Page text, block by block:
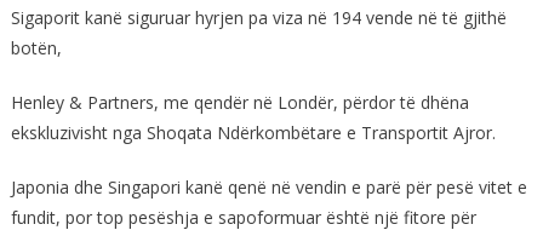
Sigaporit kanë siguruar hyrjen pa viza në 194 vende në të gjithë
botën,
Henley & Partners, me qendër në Londër, përdor të dhëna
ekskluzivisht nga Shoqata Ndërkombëtare e Transportit Ajror.
Japonia dhe Singapori kanë qenë në vendin e parë për pesë vitet e
fundit, por top pesëshja e sapoformuar është një fitore për